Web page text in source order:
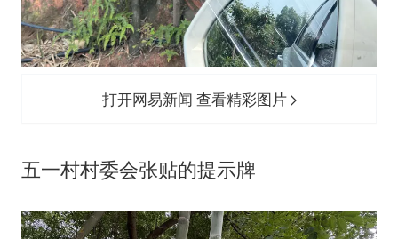
打开网易新闻 查看精彩图片
五一村村委会张贴的提示牌